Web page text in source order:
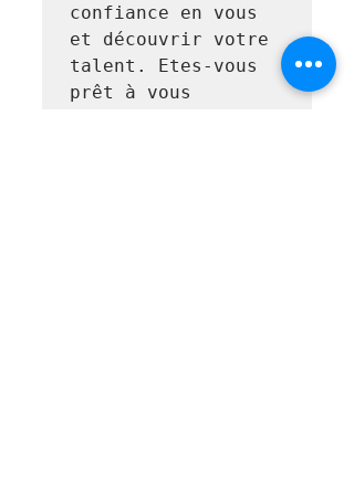
confiance en vous
et découvrir votre
talent. Etes-vous
prêt à vous